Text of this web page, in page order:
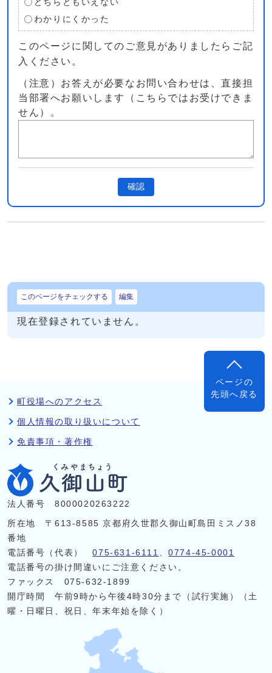
どちらともいえない
わかりにくかった
このページに関してのご意見がありましたらご記
入ください。
（注意）お答えが必要なお問い合わせは、直接担
当部署へお願いします（こちらではお受けできま
せん）。
確認
このページをチェックする 編集
現在登録されていません。
ページの
先頭へ戻る
町役場へのアクセス
個人情報の取り扱いについて
免責事項・著作権
法人番号 8000020263222
所在地 〒613-8585 京都府久世郡久御山町島田ミスノ38
番地
電話番号（代表）075-631-6111 、0774-45-0001
電話番号の掛け間違いにご注意ください。
ファックス 075-632-1899
開庁時間 午前9時から午後4時30分まで（試行実施）（土
曜・日曜日、祝日、年末年始を除く）